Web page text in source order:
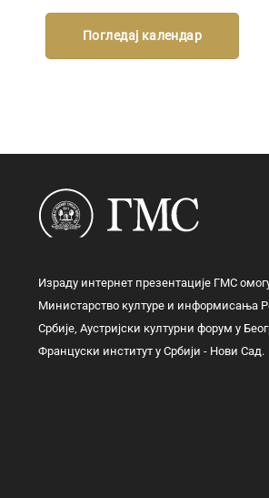
Погледај календар
Израду интернет презентације ГМС
Министарство културе и информисања
Србије, Аустријски културни форум у
Француски институт у Србији - Нови Сад.